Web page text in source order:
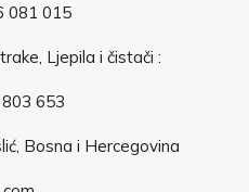
081 015
Ljepila i čistači :
653
Bosna i Hercegovina